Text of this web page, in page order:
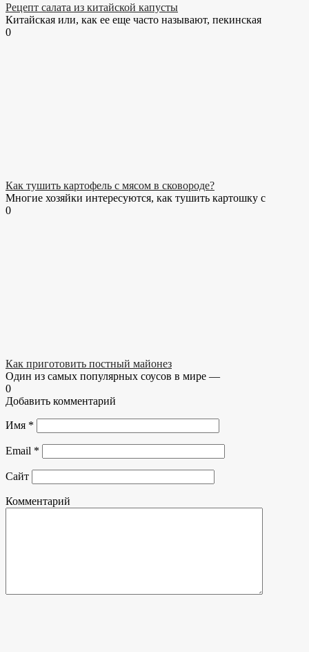
Рецепт салата из китайской капусты
Китайская или, как ее еще часто называют, пекинская
0
Как тушить картофель с мясом в сковороде?
Многие хозяйки интересуются, как тушить картошку с
0
Как приготовить постный майонез
Один из самых популярных соусов в мире —
0
Добавить комментарий
Имя *
Email *
Сайт
Комментарий